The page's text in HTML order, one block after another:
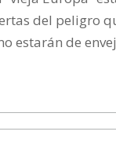
del peligro
estarán de